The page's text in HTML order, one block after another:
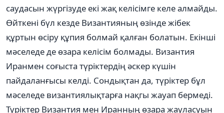
саудасын жүргізуде екі жақ келісімге келе алмайды.
Өйткені бүл кезде Византияның өзінде жібек
құртын өсіру құпия болмай қалған болатын. Екінші
мәселеде де өзара келісім болмады. Византия
Иранмен соғыста түріктердің әскер күшін
пайдаланғысы келді. Сондықтан да, түріктер бұл
мәселеде византиялықтарға нақгы жауап бермеді.
Түріктер Византия мен Иранның өзара жауласуын